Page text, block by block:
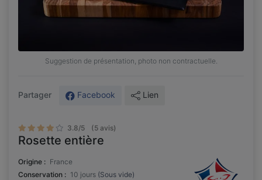
Suggestion de présentation, photo non contractuelle.
Partager Facebook Lien
3.8/5 (5 avis)
Rosette entière
Origine : France
Conservation : 10 jours (Sous vide)